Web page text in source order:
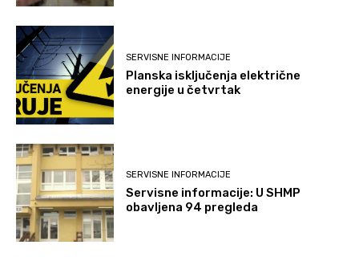
SERVISNE INFORMACIJE
Planska isključenja električne
energije u četvrtak
SERVISNE INFORMACIJE
Servisne informacije: U SHMP
obavljena 94 pregleda